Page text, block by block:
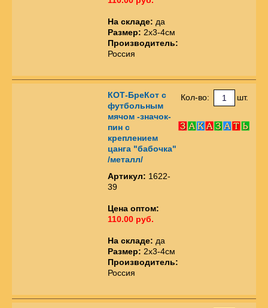
На складе: да
Размер: 2х3-4см
Производитель:
Россия
КОТ-БреКот с
футбольным
мячом -значок-
пин с
креплением
цанга "бабочка"
/металл/
Артикул: 1622-
39
Цена оптом:
110.00 руб.
На складе: да
Размер: 2х3-4см
Производитель:
Россия
Кол-во: шт.